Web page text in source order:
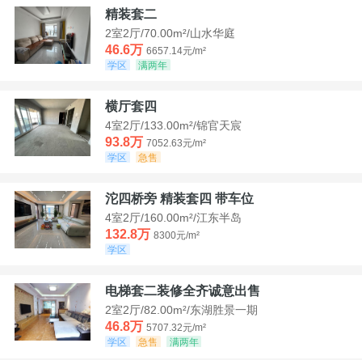
精装套二
2室2厅/70.00m²/山水华庭
46.6万 6657.14元/m²
学区
满两年
横厅套四
4室2厅/133.00m²/锦官天宸
93.8万 7052.63元/m²
学区
急售
沱四桥旁 精装套四 带车位
4室2厅/160.00m²/江东半岛
132.8万 8300元/m²
学区
电梯套二装修全齐诚意出售
2室2厅/82.00m²/东湖胜景一期
46.8万 5707.32元/m²
学区
急售 满两年